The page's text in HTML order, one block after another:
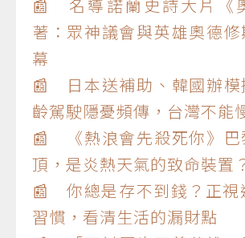
📰 名導諾蘭史詩大片《
著：眾神議會與英雄奧德
幕
📰 日本送補助、韓國辦模
齡駕駛隱憂頻傳，台灣不能
📰 《熱浪會先殺死你》巴
頂，是炎熱天氣的致命裝置
📰 你總是存不到錢？正視
習慣，看清生活的漏財點